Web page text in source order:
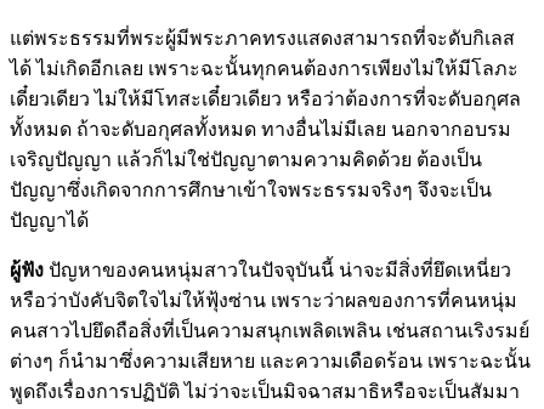
แต่พระธรรมที่พระผู้มีพระภาคทรงแสดงสามารถที่จะดับกิเลส
ได้ ไม่เกิดอีกเลย เพราะฉะนั้นทุกคนต้องการเพียงไม่ให้มีโลภะ
เดี๋ยวเดียว ไม่ให้มีโทสะเดี๋ยวเดียว หรือว่าต้องการที่จะดับอกุศล
ทั้งหมด ถ้าจะดับอกุศลทั้งหมด ทางอื่นไม่มีเลย นอกจากอบรม
เจริญปัญญา แล้วก็ไม่ใช่ปัญญาตามความคิดด้วย ต้องเป็น
ปัญญาซึ่งเกิดจากการศึกษาเข้าใจพระธรรมจริงๆ จึงจะเป็น
ปัญญาได้
ผู้ฟัง ปัญหาของคนหนุ่มสาวในปัจจุบันนี้ น่าจะมีสิ่งที่ยึดเหนี่ยว
หรือว่าบังคับจิตใจไม่ให้ฟุ้งซ่าน เพราะว่าผลของการที่คนหนุ่ม
คนสาวไปยึดถือสิ่งที่เป็นความสนุกเพลิดเพลิน เช่นสถานเริงรมย์
ต่างๆ ก็นำมาซึ่งความเสียหาย และความเดือดร้อน เพราะฉะนั้น
พูดถึงเรื่องการปฏิบัติ ไม่ว่าจะเป็นมิจฉาสมาธิหรือจะเป็นสัมมา